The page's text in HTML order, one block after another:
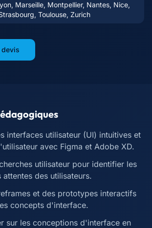
Marseille, Montpellier, Nantes, Nice,
Toulouse, Zurich
devis
interfaces utilisateur (UI) intuitives et
avec Figma et Adobe XD.
utilisateur pour identifier les
attentes des utilisateurs.
et des prototypes interactifs
concepts d'interface.
sur les conceptions d'interface en